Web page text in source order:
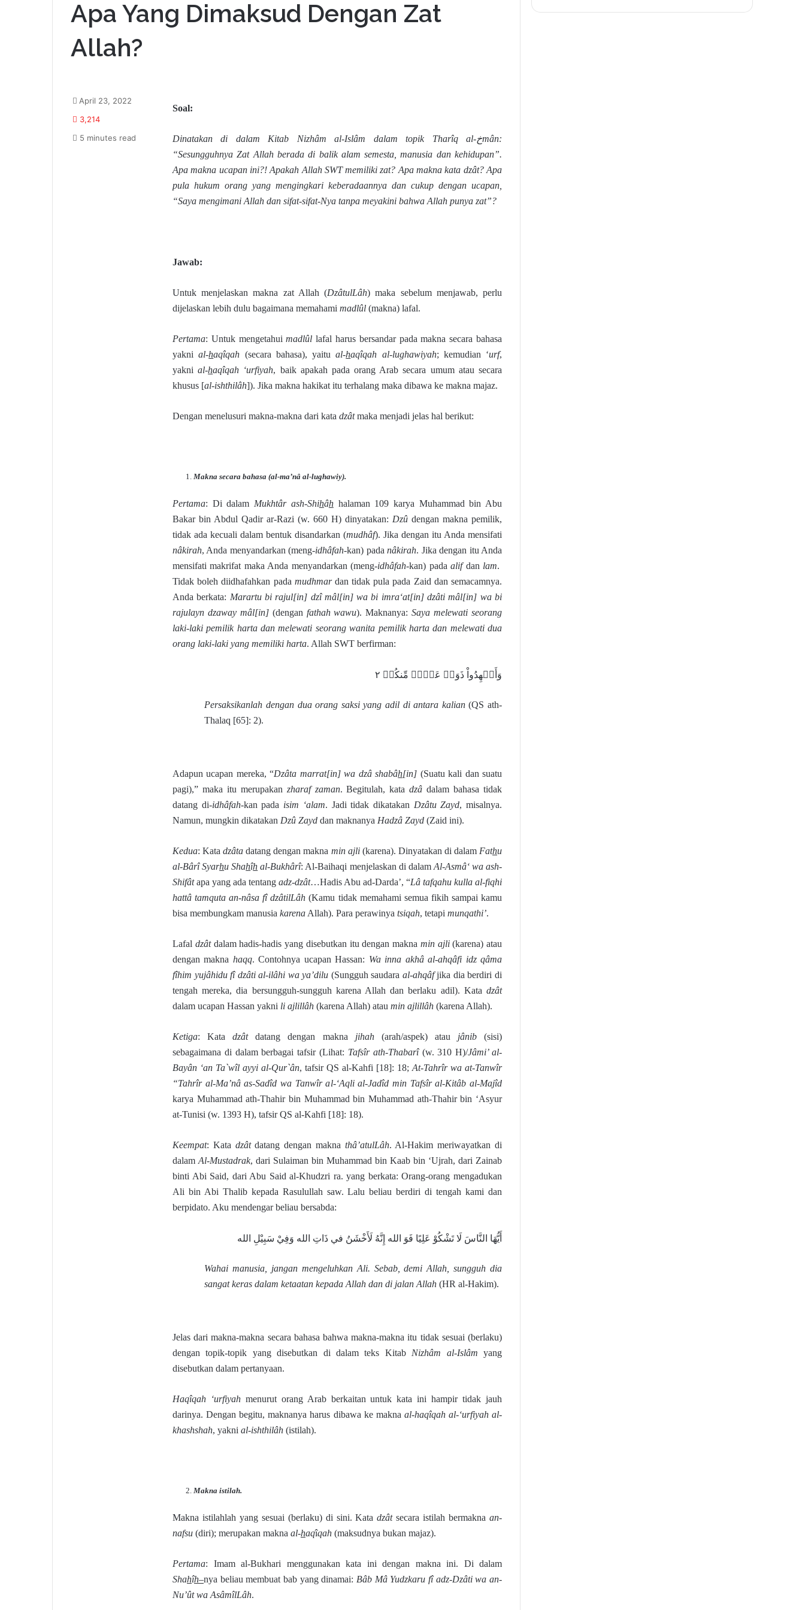
Apa Yang Dimaksud Dengan Zat
Allah?
Soal:
Dinatakan di dalam Kitab Nizhâm al-Islâm dalam topik Tharîq al-خmân:
“Sesungguhnya Zat Allah berada di balik alam semesta, manusia dan kehidupan”.
Apa makna ucapan ini?! Apakah Allah SWT memiliki zat? Apa makna kata dzât? Apa
pula hukum orang yang mengingkari keberadaannya dan cukup dengan ucapan,
“Saya mengimani Allah dan sifat-sifat-Nya tanpa meyakini bahwa Allah punya zat”?
Jawab:
Untuk menjelaskan makna zat Allah (DzâtulLâh) maka sebelum menjawab, perlu
dijelaskan lebih dulu bagaimana memahami madlûl (makna) lafal.
Pertama: Untuk mengetahuimadlûl lafal harus bersandar pada makna secara bahasa
yaknial-haqîqah (secara bahasa), yaitual-haqîqah al-lughawiyah; kemudian ‘urf,
yaknial-haqîqah ‘urfiyah, baik apakah pada orang Arab secara umum atau secara
khusus [al-ishthilâh]). Jika makna hakikat itu terhalang maka dibawa ke makna majaz.
Dengan menelusuri makna-makna dari kata dzâtmaka menjadi jelas hal berikut:
Makna secara bahasa (al-ma’nâ al-lughawiy).
Pertama: Di dalam Mukhtâr ash-Shihâhhalaman 109 karya Muhammad bin Abu
Bakar bin Abdul Qadir ar-Razi (w. 660 H) dinyatakan: Dzû dengan makna pemilik,
tidak ada kecuali dalam bentuk disandarkan (mudhâf). Jika dengan itu Anda mensifati
nâkirah, Anda menyandarkan (meng-idhâfah-kan) padanâkirah. Jika dengan itu Anda
mensifati makrifat maka Anda menyandarkan (meng-idhâfah-kan) padaalifdan lam.
Tidak boleh diidhafahkan pada mudhmardan tidak pula pada Zaid dan semacamnya.
Anda berkata: Marartu bi rajul[in] dzî mâl[in] wa bi imra‘at[in] dzâti mâl[in] wa bi
rajulayn dzaway mâl[in] (dengan fathah wawu). Maknanya:Saya melewati seorang
laki-laki pemilik harta dan melewati seorang wanita pemilik harta dan melewati dua
orang laki-laki yang memiliki harta. Allah SWT berfirman:
وَأَشۡهِدُواْ ذَوَيۡ عَدۡلٖ مِّنكُمۡ ٢
Persaksikanlah dengan dua orang saksi yang adil di antara kalian(QS ath-
Thalaq [65]: 2).
Adapun ucapan mereka, “Dzâta marrat[in] wa dzâ shabâh[in] (Suatu kali dan suatu
pagi),” maka itu merupakan zharaf zaman. Begitulah, katadzâ dalam bahasa tidak
datang di-idhâfah-kan pada isim ‘alam. Jadi tidak dikatakan Dzâtu Zayd, misalnya.
Namun, mungkin dikatakan Dzû Zayd dan maknanya Hadzâ Zayd (Zaid ini).
Kedua: Katadzâta datang dengan makna min ajli(karena). Dinyatakan di dalam Fathu
al-Bârî Syarhu Shahîh al-Bukhârî: Al-Baihaqi menjelaskan di dalam Al-Asmâ‘ wa ash-
Shifâtapa yang ada tentang adz-dzât…Hadis Abu ad-Darda’, “Lâ tafqahu kulla al-fiqhi
hattâ tamquta an-nâsa fî dzâtilLâh (Kamu tidak memahami semua fikih sampai kamu
bisa membungkam manusia karena Allah). Para perawinya tsiqah, tetapi munqathi’.
Lafal dzâtdalam hadis-hadis yang disebutkan itu dengan makna min ajli(karena) atau
dengan makna haqq. Contohnya ucapan Hassan: Wa inna akhâ al-ahqâfi idz qâma
fîhim yujâhidu fî dzâti al-ilâhi wa ya’dilu (Sungguh saudara al-ahqâfjika dia berdiri di
tengah mereka, dia bersungguh-sungguh karena Allah dan berlaku adil). Kata dzât
dalam ucapan Hassan yakni li ajlillâh (karena Allah) atau min ajlillâh (karena Allah).
Ketiga: Katadzâtdatang dengan makna jihah(arah/aspek) atau jânib(sisi)
sebagaimana di dalam berbagai tafsir (Lihat: Tafsîr ath-Thabarî(w. 310 H)/Jâmi’ al-
Bayân ‘an Ta`wîl ayyi al-Qur`ân, tafsir QS al-Kahfi [18]: 18; At-Tahrîr wa at-Tanwîr
“Tahrîr al-Ma’nâ as-Sadîd wa Tanwîr al-‘Aqli al-Jadîd min Tafsîr al-Kitâb al-Majîd
karya Muhammad ath-Thahir bin Muhammad bin Muhammad ath-Thahir bin ‘Asyur
at-Tunisi (w. 1393 H), tafsir QS al-Kahfi [18]: 18).
Keempat: Kata dzâtdatang dengan makna thâ’atulLâh. Al-Hakim meriwayatkan di
dalam Al-Mustadrak, dari Sulaiman bin Muhammad bin Kaab bin ‘Ujrah, dari Zainab
binti Abi Said, dari Abu Said al-Khudzri ra. yang berkata: Orang-orang mengadukan
Ali bin Abi Thalib kepada Rasulullah saw. Lalu beliau berdiri di tengah kami dan
berpidato. Aku mendengar beliau bersabda:
أَيُّهَا النَّاسَ لَا تَشْكُوْ عَلِيًا فَوَ الله إِنَّهُ لَأَخْشَنُ في ذَاتِ الله وَفِيْ سَبِيْلِ الله
Wahai manusia, jangan mengeluhkan Ali. Sebab, demi Allah, sungguh dia
sangat keras dalam ketaatan kepada Allah dan di jalan Allah (HR al-Hakim).
Jelas dari makna-makna secara bahasa bahwa makna-makna itu tidak sesuai (berlaku)
dengan topik-topik yang disebutkan di dalam teks Kitab Nizhâm al-Islâm yang
disebutkan dalam pertanyaan.
Haqîqah ‘urfiyahmenurut orang Arab berkaitan untuk kata ini hampir tidak jauh
darinya. Dengan begitu, maknanya harus dibawa ke makna al-haqîqah al-‘urfiyah al-
khashshah, yakni al-ishthilâh (istilah).
Makna istilah.
Makna istilahlah yang sesuai (berlaku) di sini. Katadzâtsecara istilah bermaknaan-
nafsu (diri); merupakan makna al-haqîqah (maksudnya bukan majaz).
Pertama: Imam al-Bukhari menggunakan kata ini dengan makna ini. Di dalam
Shahîh–nya beliau membuat bab yang dinamai: Bâb Mâ Yudzkaru fî adz-Dzâti wa an-
Nu’ût wa AsâmîlLâh.
April 23, 2022
3,214
5 minutes read